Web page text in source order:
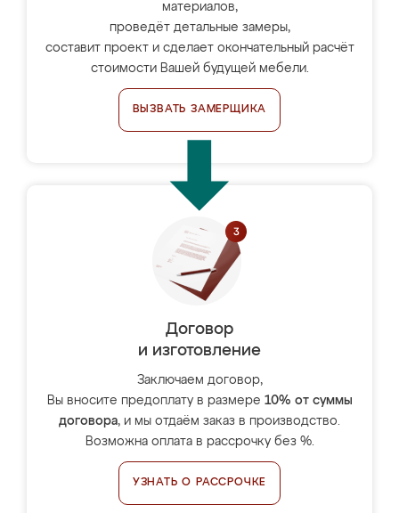
материалов,
проведёт детальные замеры,
составит проект и сделает окончательный расчёт
стоимости Вашей будущей мебели.
ВЫЗВАТЬ ЗАМЕРЩИКА
Договор
и изготовление
Заключаем договор,
Вы вносите предоплату в размере 10% от суммы
договора, и мы отдаём заказ в производство.
Возможна оплата в рассрочку без %.
УЗНАТЬ О РАССРОЧКЕ